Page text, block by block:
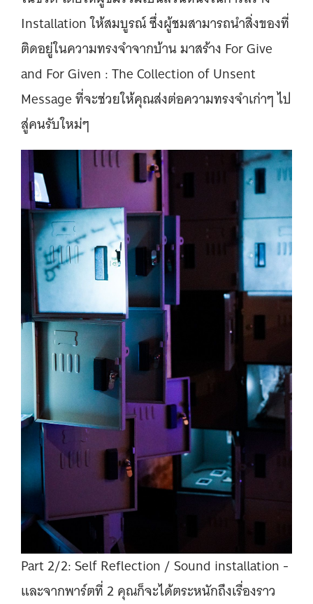
Installation ให้สมบูรณ์ ซึ่งผู้ชมสามารถนําสิ่งของที่
ติดอยู่ในความทรงจําจากบ้าน มาสร้าง For Give
and For Given : The Collection of Unsent
Message ที่จะช่วยให้คุณส่งต่อความทรงจําเก่าๆ ไป
สู่คนรับใหม่ๆ
Part 2/2: Self Reflection / Sound installation -
และจากพาร์ตที่ 2 คุณก็จะได้ตระหนักถึงเรื่องราว